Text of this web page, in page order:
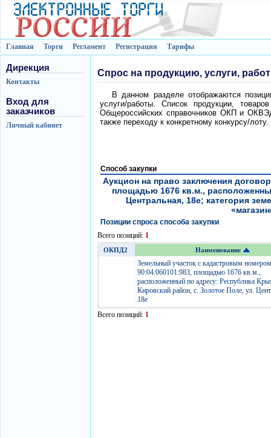
Главная Торги Регламент Регистрация Тарифы
Дирекция
Контакты
Вход для
заказчиков
Личный кабинет
Спрос на продукцию, услуги,
В данном разделе отображаются
услуги/работы. Список продукции,
Общероссийских справочников ОКП и
также переходу к конкретному конкурсу/лоту.
Способ закупки
Аукцион на право заключения
площадью 1676 кв.м.,
Центральная, 18е; категория
Позиции спроса способа закупки
Всего позиций: 1
ОКПД2 Наименование
Земельный участок с кадастровым номером
90:04:060101:983, площадью 1676 кв.м.,
расположенный по адресу: Республика
Кировский район, с. Золотое Поле, ул.
18е
Всего позиций: 1